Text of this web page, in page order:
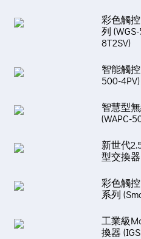
彩色觸
列
8T2SV)
智能觸
500-4PV)
智慧型
(WAPC-
新世代
型交換器
彩色觸
系列
工業級
換器